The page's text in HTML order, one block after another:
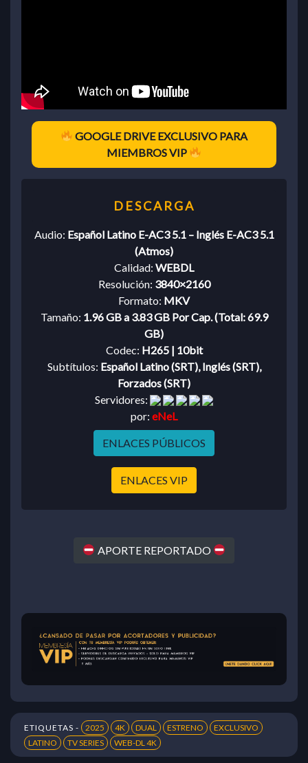
GOOGLE DRIVE EXCLUSIVO PARA
MIEMBROS VIP
Audio: Español Latino E-AC3 5.1 – Inglés E-AC3 5.1
(Atmos)
Calidad: WEBDL
Resolución: 3840×2160
Formato: MKV
Tamaño: 1.96 GB a 3.83 GB Por Cap. (Total: 69.9
GB)
Codec: H265 | 10bit
Subtítulos: Español Latino (SRT), Inglés (SRT),
Forzados (SRT)
Servidores:
por: eNeL
ENLACES PÚBLICOS
ENLACES VIP
APORTE REPORTADO
ETIQUETAS - 2025 4K DUAL ESTRENO
EXCLUSIVO
LATINO
TV SERIES WEB-DL 4K